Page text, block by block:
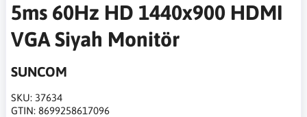
5ms 60Hz HD 1440x900 HDMI
VGA Siyah Monitör
SUNCOM
SKU: 37634
GTIN: 8699258617096